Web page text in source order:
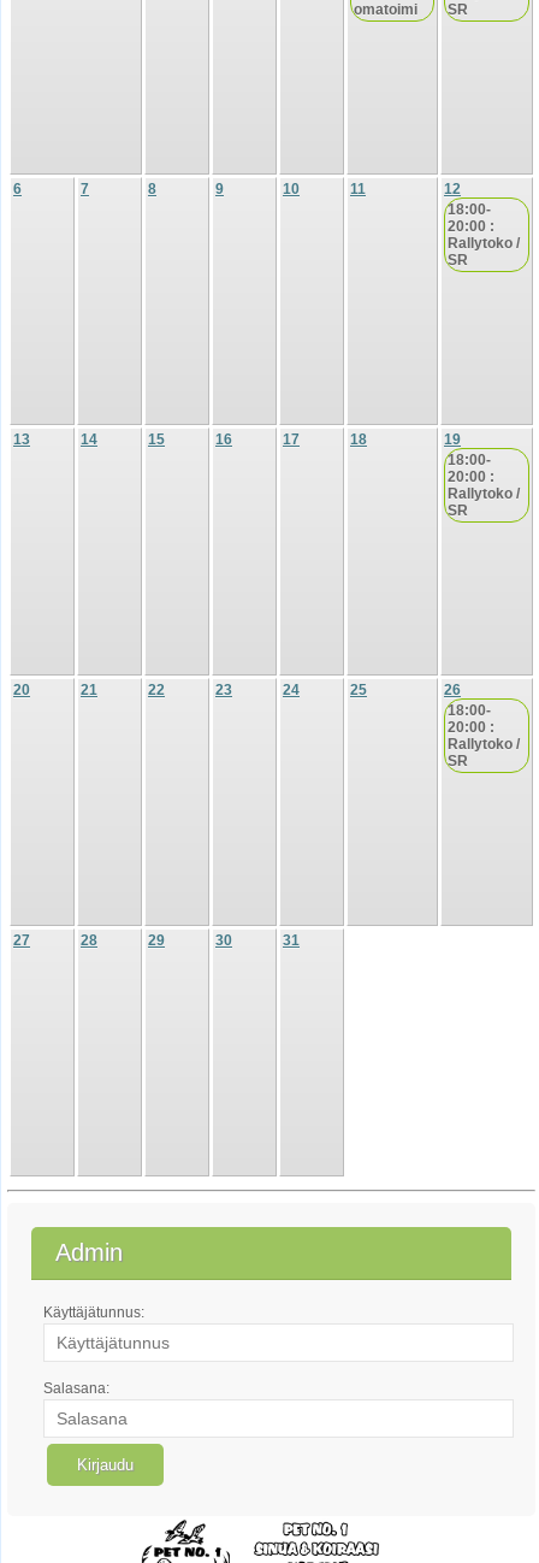
omatoimi
SR
6 7 8 9 10 11
12
18:00-
20:00 :
Rallytoko /
SR
13 14 15 16 17 18
19
18:00-
20:00 :
Rallytoko /
SR
20 21 22 23 24 25
26
18:00-
20:00 :
Rallytoko /
SR
27 28 29 30 31
Admin
Käyttäjätunnus:
Salasana: